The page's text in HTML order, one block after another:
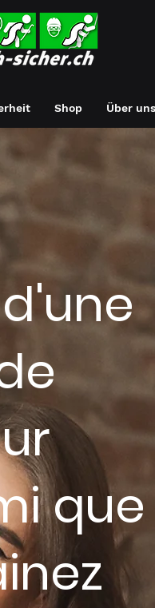
Shop Über uns
que